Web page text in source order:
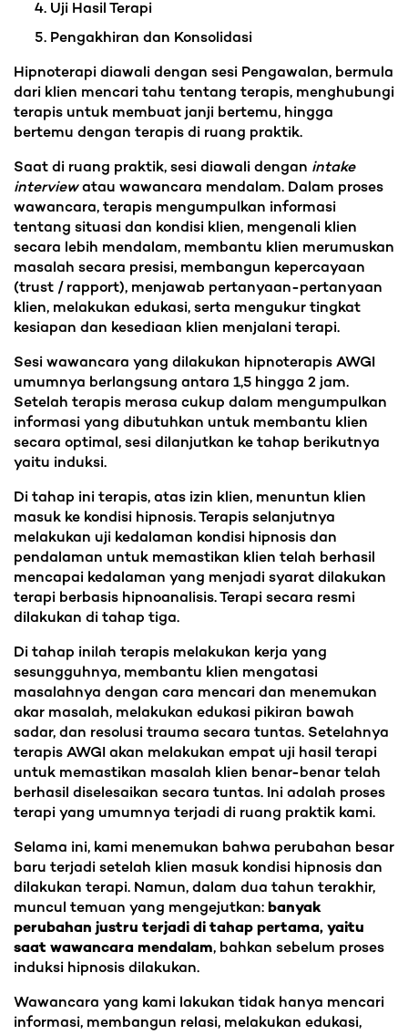
Uji Hasil Terapi
Pengakhiran dan Konsolidasi
Hipnoterapi diawali dengan sesi Pengawalan, bermula
dari klien mencari tahu tentang terapis, menghubungi
terapis untuk membuat janji bertemu, hingga
bertemu dengan terapis di ruang praktik.
Saat di ruang praktik, sesi diawali dengan intake
interviewatau wawancara mendalam. Dalam proses
wawancara, terapis mengumpulkan informasi
tentang situasi dan kondisi klien, mengenali klien
secara lebih mendalam, membantu klien merumuskan
masalah secara presisi, membangun kepercayaan
(trust / rapport), menjawab pertanyaan-pertanyaan
klien, melakukan edukasi, serta mengukur tingkat
kesiapan dan kesediaan klien menjalani terapi.
Sesi wawancara yang dilakukan hipnoterapis AWGI
umumnya berlangsung antara 1,5 hingga 2 jam.
Setelah terapis merasa cukup dalam mengumpulkan
informasi yang dibutuhkan untuk membantu klien
secara optimal, sesi dilanjutkan ke tahap berikutnya
yaitu induksi.
Di tahap ini terapis, atas izin klien, menuntun klien
masuk ke kondisi hipnosis. Terapis selanjutnya
melakukan uji kedalaman kondisi hipnosis dan
pendalaman untuk memastikan klien telah berhasil
mencapai kedalaman yang menjadi syarat dilakukan
terapi berbasis hipnoanalisis. Terapi secara resmi
dilakukan di tahap tiga.
Di tahap inilah terapis melakukan kerja yang
sesungguhnya, membantu klien mengatasi
masalahnya dengan cara mencari dan menemukan
akar masalah, melakukan edukasi pikiran bawah
sadar, dan resolusi trauma secara tuntas. Setelahnya
terapis AWGI akan melakukan empat uji hasil terapi
untuk memastikan masalah klien benar-benar telah
berhasil diselesaikan secara tuntas. Ini adalah proses
terapi yang umumnya terjadi di ruang praktik kami.
Selama ini, kami menemukan bahwa perubahan besar
baru terjadi setelah klien masuk kondisi hipnosis dan
dilakukan terapi. Namun, dalam dua tahun terakhir,
muncul temuan yang mengejutkan: banyak
perubahan justru terjadi di tahap pertama, yaitu
saat wawancara mendalam, bahkan sebelum proses
induksi hipnosis dilakukan.
Wawancara yang kami lakukan tidak hanya mencari
informasi, membangun relasi, melakukan edukasi,